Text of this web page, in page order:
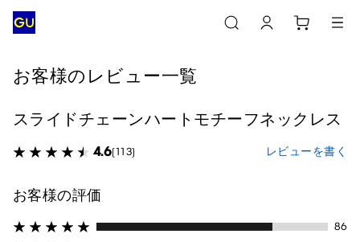
お客様のレビュー一覧
スライドチェーンハートモチーフネックレス
4.6(113) レビューを書く
お客様の評価
86